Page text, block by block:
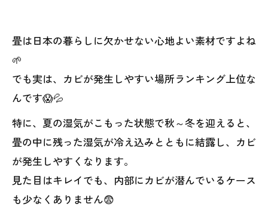
畳は日本の暮らしに欠かせない心地よい素材ですよね
🌱
でも実は、カビが発生しやすい場所ランキング上位な
んです😱💦
特に、夏の湿気がこもった状態で秋～冬を迎えると、
畳の中に残った湿気が冷え込みとともに結露し、カビ
が発生しやすくなります。
見た目はキレイでも、内部にカビが潜んでいるケース
も少なくありません😨